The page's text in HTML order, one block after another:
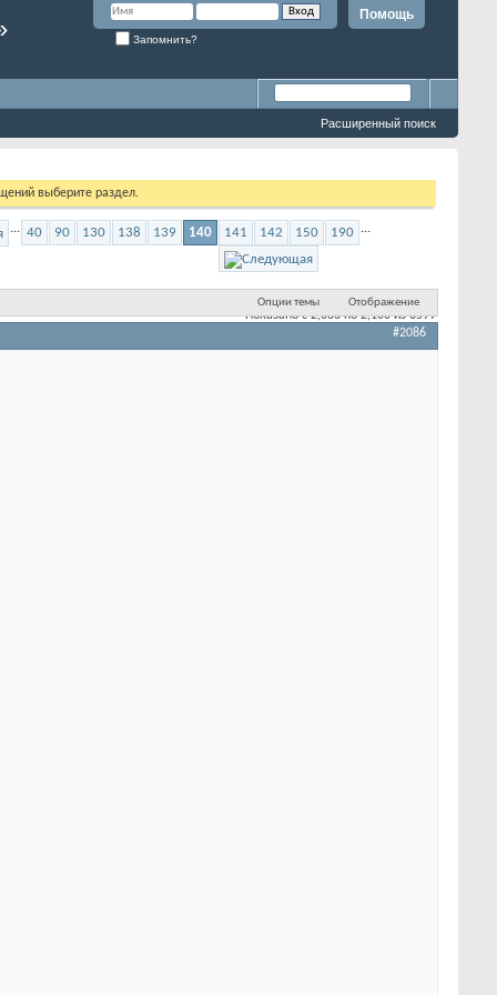
Помощь
Запомнить?
Расширенный поиск
выберите раздел.
... 40 90 130 138 139 140 141 142 150 190 ...
Показано с 2,086 по 2,100 из 3599
Опции темы Отображение
#2086